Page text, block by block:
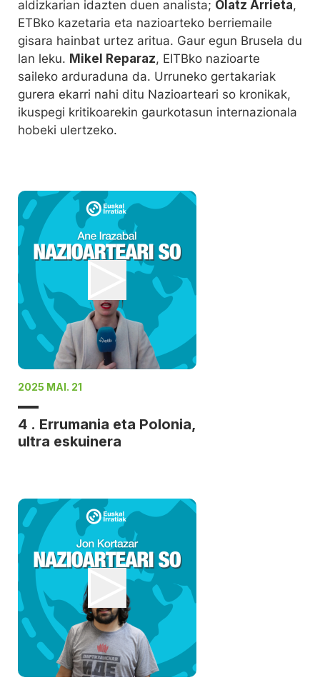
aldizkarian idazten duen analista; Olatz Arrieta,
ETBko kazetaria eta nazioarteko berriemaile
gisara hainbat urtez aritua. Gaur egun Brusela du
lan leku. Mikel Reparaz, EITBko nazioarte
saileko arduraduna da. Urruneko gertakariak
gurera ekarri nahi ditu Nazioarteari so kronikak,
ikuspegi kritikoarekin gaurkotasun internazionala
hobeki ulertzeko.
2025 MAI. 21
4 . Errumania eta Polonia,
ultra eskuinera